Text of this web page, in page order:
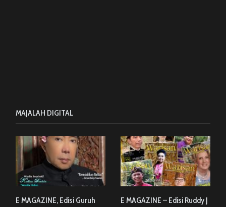
MAJALAH DIGITAL
E MAGAZINE, Edisi Guruh
E MAGAZINE – Edisi Ruddy J